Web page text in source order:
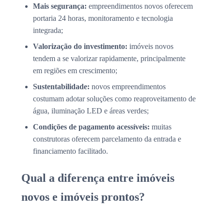
Mais segurança: empreendimentos novos oferecem
portaria 24 horas, monitoramento e tecnologia
integrada;
Valorização do investimento: imóveis novos
tendem a se valorizar rapidamente, principalmente
em regiões em crescimento;
Sustentabilidade: novos empreendimentos
costumam adotar soluções como reaproveitamento de
água, iluminação LED e áreas verdes;
Condições de pagamento acessíveis: muitas
construtoras oferecem parcelamento da entrada e
financiamento facilitado.
Qual a diferença entre imóveis
novos e imóveis prontos?